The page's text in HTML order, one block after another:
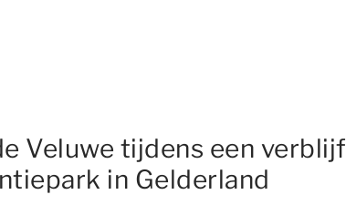
Veluwe tijdens een verblijf
in Gelderland